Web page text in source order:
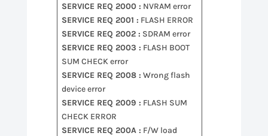
SERVICE REQ 2000 : NVRAM error
SERVICE REQ 2001 : FLASH ERROR
SERVICE REQ 2002 : SDRAM error
SERVICE REQ 2003 : FLASH BOOT
SUM CHECK error
SERVICE REQ 2008 : Wrong flash
device error
SERVICE REQ 2009 : FLASH SUM
CHECK ERROR
SERVICE REQ 200A : F/W load